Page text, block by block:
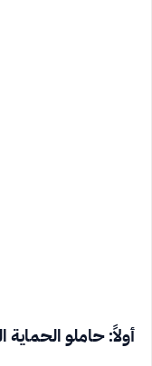
أولاً: حاملو الحماية